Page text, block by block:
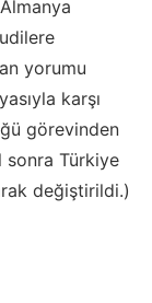
yorumu
karşı
görevinden
sonra Türkiye
değiştirildi.)